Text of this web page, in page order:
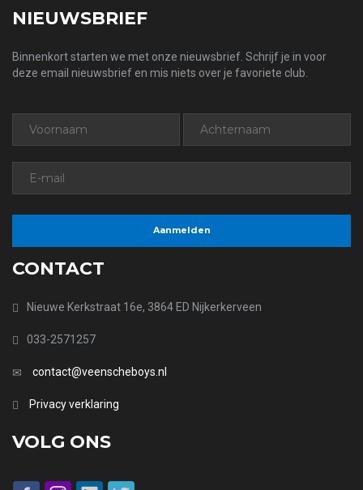
NIEUWSBRIEF
Binnenkort starten we met onze nieuwsbrief. Schrijf je in voor
deze email nieuwsbrief en mis niets over je favoriete club.
CONTACT
Nieuwe Kerkstraat 16e, 3864 ED Nijkerkerveen
033-2571257
contact@veenscheboys.nl
Privacy verklaring
VOLG ONS